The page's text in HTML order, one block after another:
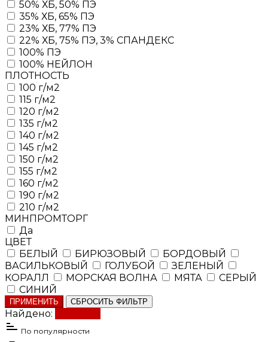
50% ХБ, 50% ПЭ
35% ХБ, 65% ПЭ
23% ХБ, 77% ПЭ
22% ХБ, 75% ПЭ, 3% СПАНДЕКС
100% ПЭ
100% НЕЙЛОН
ПЛОТНОСТЬ
100 г/м2
115 г/м2
120 г/м2
135 г/м2
140 г/м2
145 г/м2
150 г/м2
155 г/м2
160 г/м2
190 г/м2
210 г/м2
МИНПРОМТОРГ
Да
ЦВЕТ
БЕЛЫЙ
БИРЮЗОВЫЙ
БОРДОВЫЙ
ВАСИЛЬКОВЫЙ
ГОЛУБОЙ
ЗЕЛЕНЫЙ
КОРАЛЛ
МОРСКАЯ ВОЛНА МЯТА
СЕРЫЙ
СИНИЙ
ПРИМЕНИТЬ СБРОСИТЬ ФИЛЬТР
Найдено:
По популярности